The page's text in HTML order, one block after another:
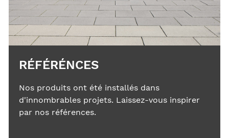
RÉFÉRÉNCES
Nos produits ont été installés dans
d'innombrables projets. Laissez-vous inspirer
par nos références.